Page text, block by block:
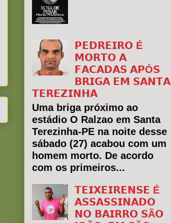
𝗣𝗘𝗗𝗥𝗘𝗜𝗥𝗢 É
𝗠𝗢𝗥𝗧𝗢 𝗔
𝗙𝗔𝗖𝗔𝗗𝗔𝗦 𝗔𝗣Ó𝗦
𝗕𝗥𝗜𝗚𝗔 𝗘𝗠 𝗦𝗔𝗡𝗧𝗔
𝗧𝗘𝗥𝗘𝗭𝗜𝗡𝗛𝗔
Uma briga próximo ao
estádio O Ralzao em Santa
Terezinha-PE na noite desse
sábado (27) acabou com um
homem morto. De acordo
com os primeiros...
𝗧𝗘𝗜𝗫𝗘𝗜𝗥𝗘𝗡𝗦𝗘 É
𝗔𝗦𝗦𝗔𝗦𝗦𝗜𝗡𝗔𝗗𝗢
𝗡𝗢 𝗕𝗔𝗜𝗥𝗥𝗢 𝗦Ã𝗢